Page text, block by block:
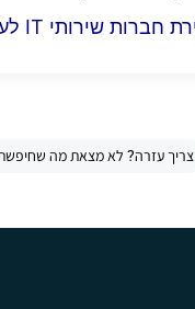
צריך עזרה? לא מצאת מה